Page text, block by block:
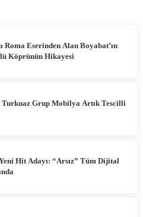
Roma Eserinden Alan Boyabat’ın
Köprünün Hikayesi
Turkuaz Grup Mobilya Artık Tescilli
Hit Adayı: “Arsız” Tüm Dijital